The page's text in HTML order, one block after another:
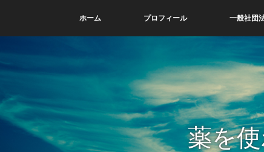
ホーム プロフィール 一般社団
薬を